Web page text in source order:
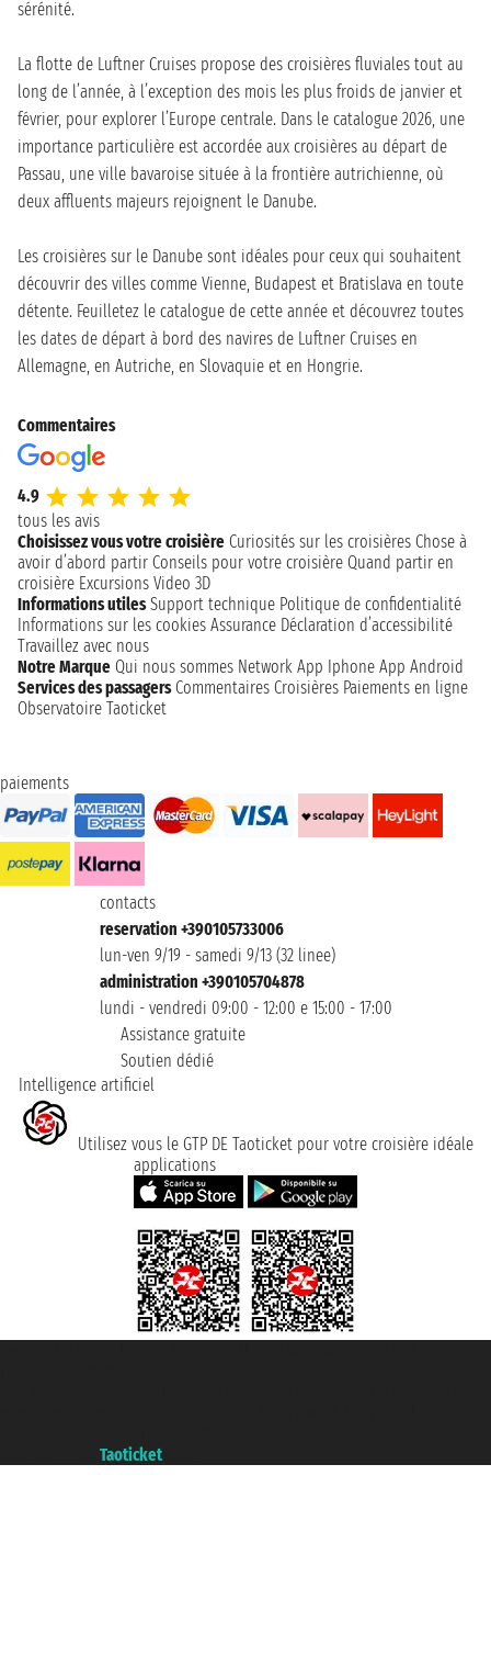
sérénité.
La flotte de Luftner Cruises propose des croisières fluviales tout au
long de l’année, à l’exception des mois les plus froids de janvier et
février, pour explorer l’Europe centrale. Dans le catalogue 2026, une
importance particulière est accordée aux croisières au départ de
Passau, une ville bavaroise située à la frontière autrichienne, où
deux affluents majeurs rejoignent le Danube.
Les croisières sur le Danube sont idéales pour ceux qui souhaitent
découvrir des villes comme Vienne, Budapest et Bratislava en toute
détente. Feuilletez le catalogue de cette année et découvrez toutes
les dates de départ à bord des navires de Luftner Cruises en
Allemagne, en Autriche, en Slovaquie et en Hongrie.
Commentaires
4.9
tous les avis
Choisissez vous votre croisière Curiosités sur les croisières Chose à
avoir d’abord partir Conseils pour votre croisière Quand partir en
croisière Excursions Video 3D
Informations utiles Support technique Politique de confidentialité
Informations sur les cookies Assurance Déclaration d’accessibilité
Travaillez avec nous
Notre Marque Qui nous sommes Network App Iphone App Android
Services des passagers Commentaires Croisières Paiements en ligne
Observatoire Taoticket
paiements
contacts
reservation +390105733006
lun-ven 9/19 - samedi 9/13 (32 linee)
administration +390105704878
lundi - vendredi 09:00 - 12:00 e 15:00 - 17:00
Assistance gratuite
Soutien dédié
Intelligence artificiel
Utilisez vous le GTP DE Taoticket pour votre croisière idéale
applications
Taoticket